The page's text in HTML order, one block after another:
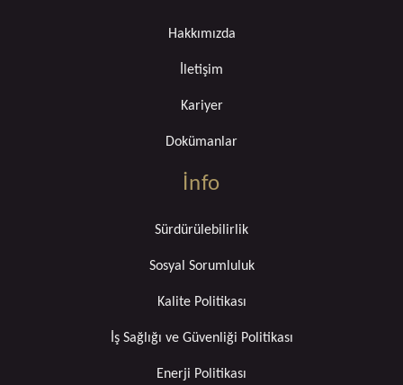
Hakkımızda
İletişim
Kariyer
Dokümanlar
İnfo
Sürdürülebilirlik
Sosyal Sorumluluk
Kalite Politikası
İş Sağlığı ve Güvenliği Politikası
Enerji Politikası